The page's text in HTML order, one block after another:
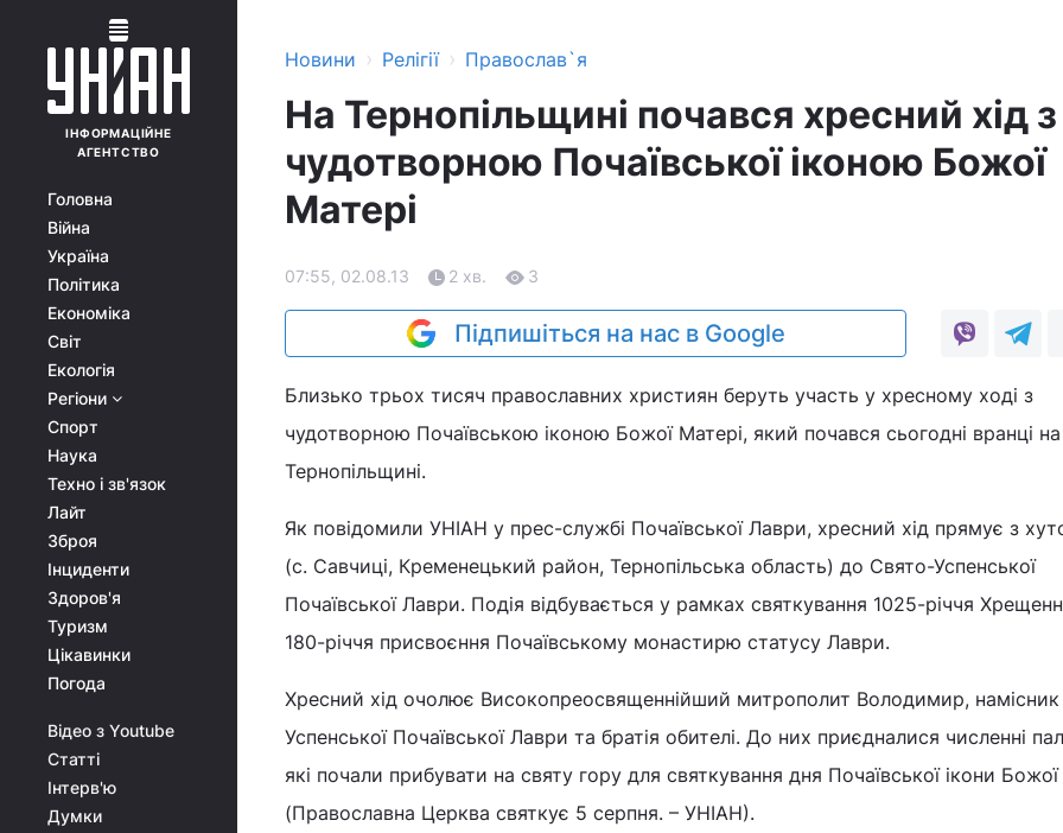
ІНФОРМАЦІЙНЕ
АГЕНТСТВО
Головна
Війна
Україна
Політика
Економіка
Світ
Екологія
Регіони
Спорт
Наука
Техно і зв'язок
Лайт
Зброя
Інциденти
Здоров'я
Туризм
Цікавинки
Погода
Відео з Youtube
Статті
Інтерв'ю
Думки
Новини › Релігії › Православ`я
На Тернопільщині почався хресний хід з
чудотворною Почаївської іконою Божої
Матері
07:55, 02.08.13 2 хв. 3
Підпишіться на нас в Google
Близько трьох тисяч православних християн беруть участь у хресному ході з
чудотворною Почаївською іконою Божої Матері, який почався сьогодні вранці на
Тернопільщині.
Як повідомили УНІАН у прес-службі Почаївської Лаври, хресний хід прямує з
(с. Савчиці, Кременецький район, Тернопільська область) до Свято-Успенської
Почаївської Лаври. Подія відбувається у рамках святкування 1025-річчя
180-річчя присвоєння Почаївському монастирю статусу Лаври.
Хресний хід очолює Високопреосвященнійший митрополит Володимир,
Успенської Почаївської Лаври та братія обителі. До них приєдналися численні
які почали прибувати на святу гору для святкування дня Почаївської ікони
(Православна Церква святкує 5 серпня. – УНІАН).